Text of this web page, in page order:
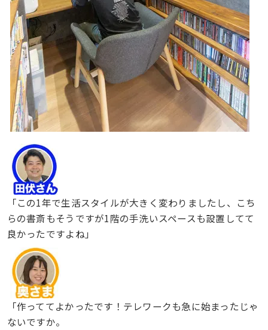
「この1年で生活スタイルが大きく変わりましたし、こち
らの書斎もそうですが1階の手洗いスペースも設置してて
良かったですよね」
「作っててよかったです！テレワークも急に始まったじゃ
ないですか。